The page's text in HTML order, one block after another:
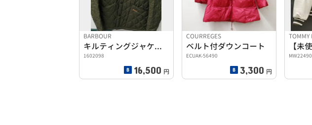
BARBOUR
キルティングジャケット
1602098
16,500 円
COURREGES
ベルト付ダウンコート
ECUAK-56490
3,300 円
TOMMY
MW22490